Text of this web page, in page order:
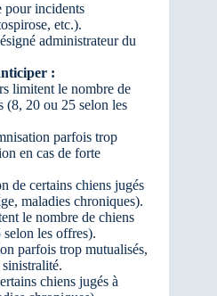
pour incidents
etc.).
administrateur du
:
limitent le nombre de
(8, 20 ou 25 selon les
parfois trop
en cas de forte
de certains chiens jugés
maladies chroniques).
le nombre de chiens
selon les offres).
parfois trop mutualisés,
chiens jugés à